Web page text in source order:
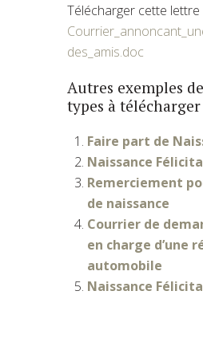
Télécharger cette lettre
des_amis.doc
Autres exemples
types à télécharger
Faire part de
Naissance
Remerciement
de naissance
Courrier de
en charge d’une
automobile
Naissance